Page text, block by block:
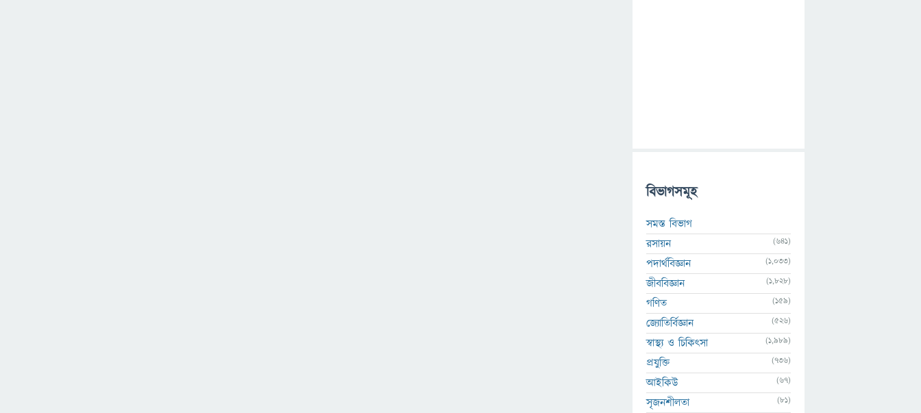
বিভাগসমূহ
সমস্ত বিভাগ
রসায়ন
(641)
পদার্থবিজ্ঞান (1,033)
জীববিজ্ঞান (1,828)
গণিত (159)
জ্যোতির্বিজ্ঞান (526)
স্বাস্থ্য ও চিকিৎসা (1,989)
প্রযুক্তি (736)
আইকিউ (67)
সৃজনশীলতা (81)